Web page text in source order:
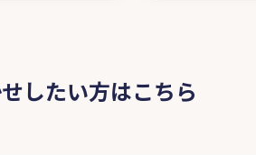
したい方はこちら